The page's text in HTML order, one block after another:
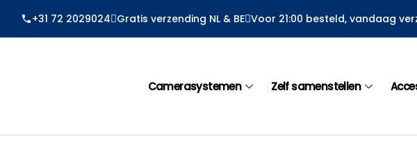
+31 72 2029024 Gratis verzending NL & BE Voor 21:00 besteld, vandaag
Camerasystemen Zelf samenstellen